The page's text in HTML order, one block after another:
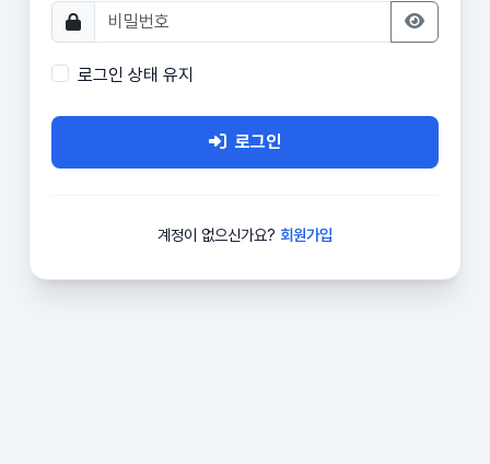
로그인 상태 유지
로그인
계정이 없으신가요? 회원가입